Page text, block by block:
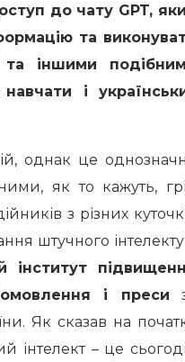
до чату GPT,
та
та іншими
і
однак це
як то кажуть,
з різних
штучного
інститут
і преси
Як сказав на
інтелект – це